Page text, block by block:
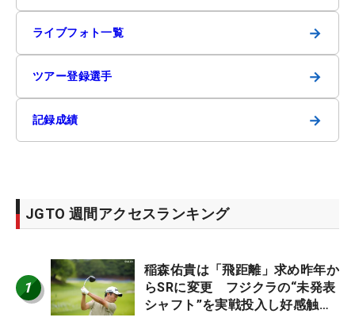
ライブフォト一覧 →
ツアー登録選手 →
記録成績 →
JGTO 週間アクセスランキング
1
稲森佑貴は「飛距離」求め昨年か
らSRに変更 フジクラの“未発表
シャフト”を実戦投入し好感触